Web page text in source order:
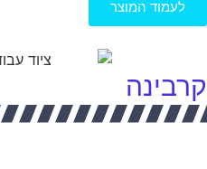
לעמוד המוצר
קרבינה